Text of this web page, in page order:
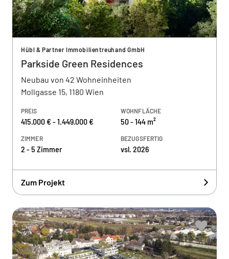
Hübl & Partner Immobilientreuhand GmbH
Parkside Green Residences
Neubau von 42 Wohneinheiten
Mollgasse 15, 1180 Wien
PREIS
415.000 € - 1.449.000 €
WOHNFLÄCHE
50 - 144 m²
ZIMMER
2 - 5 Zimmer
BEZUGSFERTIG
vsl. 2026
Zum Projekt